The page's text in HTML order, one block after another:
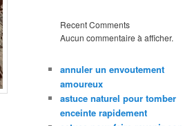
Recent Comments
Aucun commentaire à afficher.
annuler un envoutement
amoureux
astuce naturel pour tomber
enceinte rapidement